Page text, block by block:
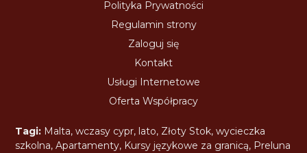
Polityka Prywatności
Regulamin strony
Zaloguj się
Kontakt
Usługi Internetowe
Oferta Współpracy
Tagi: Malta,wczasy cypr, lato, Złoty Stok,wycieczka
szkolna,Apartamenty, Kursy językowe za granicą, Preluna